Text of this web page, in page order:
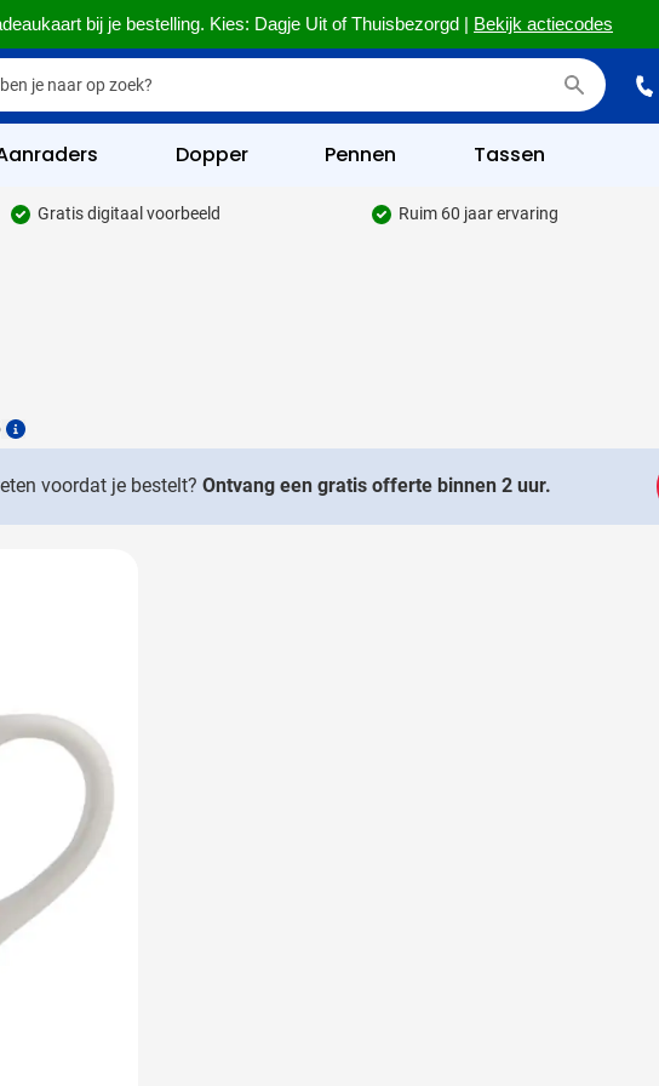
bij je bestelling. Kies: Dagje Uit of Thuisbezorgd | Bekijk actiecodes
categorie
categorie
categorie
& Veiligheid categorie
& Tafelen categorie
categorie
categorie
categorie
categorie
& overig categorie
Dopper Pennen Tassen
Gratis digitaal voorbeeld Ruim 60 jaar ervaring
Details
voordat je bestelt? Ontvang een gratis offerte binnen 2 uur.